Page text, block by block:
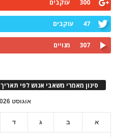
300 עוקבים
47 עוקבים
307 מנויים
סינון מאמרי משאבי אנוש לפי תאריך
אוגוסט 2026
א ב ג ד